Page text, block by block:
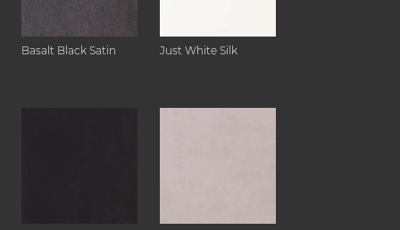
Basalt Black Satin Just White Silk